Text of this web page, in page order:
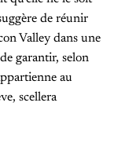
de réunir
Valley dans une
garantir, selon
au
scellera